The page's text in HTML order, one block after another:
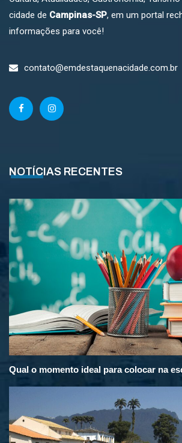
cidade de Campinas-SP, em um portal
informações para você!
contato@emdestaquenacidade.com.br
NOTÍCIAS RECENTES
Qual o momento ideal para colocar na